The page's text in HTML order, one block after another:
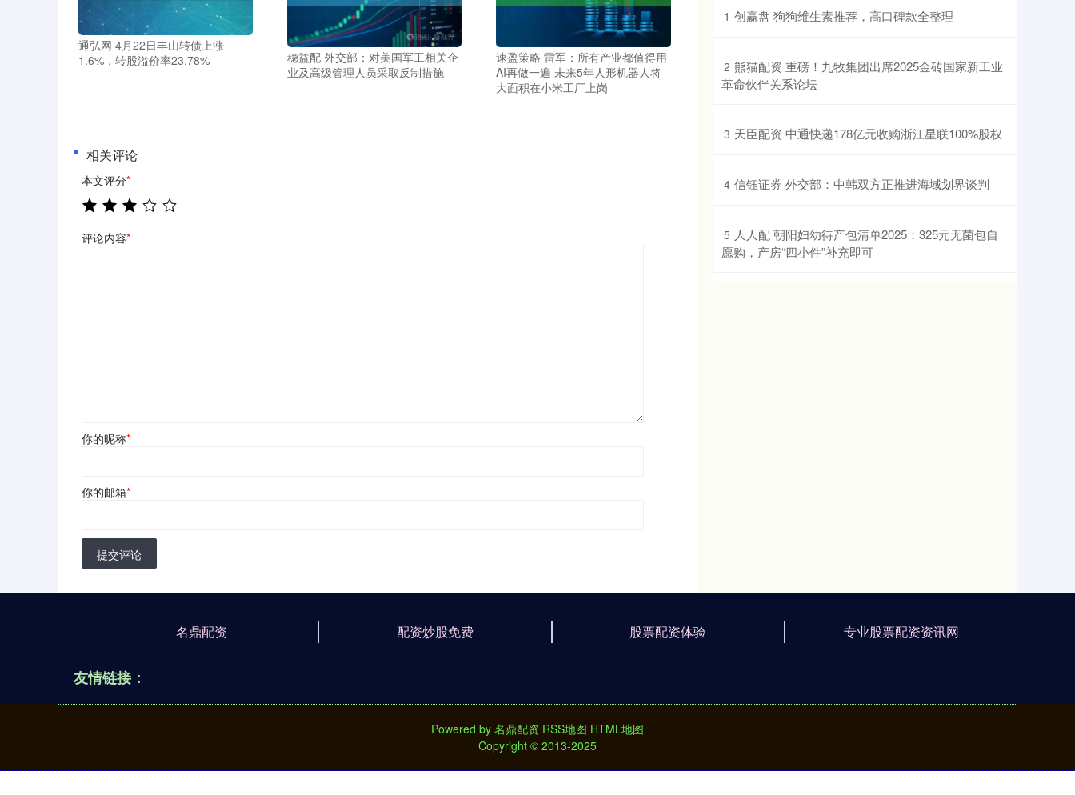
通弘网 4月22日丰山转债上涨
1.6%，转股溢价率23.78%
稳益配 外交部：对美国军工相关企
业及高级管理人员采取反制措施
速盈策略 雷军：所有产业都值得用
AI再做一遍 未来5年人形机器人将
大面积在小米工厂上岗
相关评论
本文评分*
评论内容*
你的昵称*
你的邮箱*
提交评论
1 ​创赢盘 狗狗维生素推荐，高口碑款全整理
2 ​熊猫配资 重磅！九牧集团出席2025金砖国家新工业
革命伙伴关系论坛
3 ​天臣配资 中通快递178亿元收购浙江星联100%股权
4 ​信钰证券 外交部：中韩双方正推进海域划界谈判
5 ​人人配 朝阳妇幼待产包清单2025：325元无菌包自
愿购，产房“四小件”补充即可
名鼎配资 配资炒股免费 股票配资体验 专业股票配资资讯网
友情链接：
Powered by 名鼎配资 RSS地图 HTML地图
Copyright © 2013-2025